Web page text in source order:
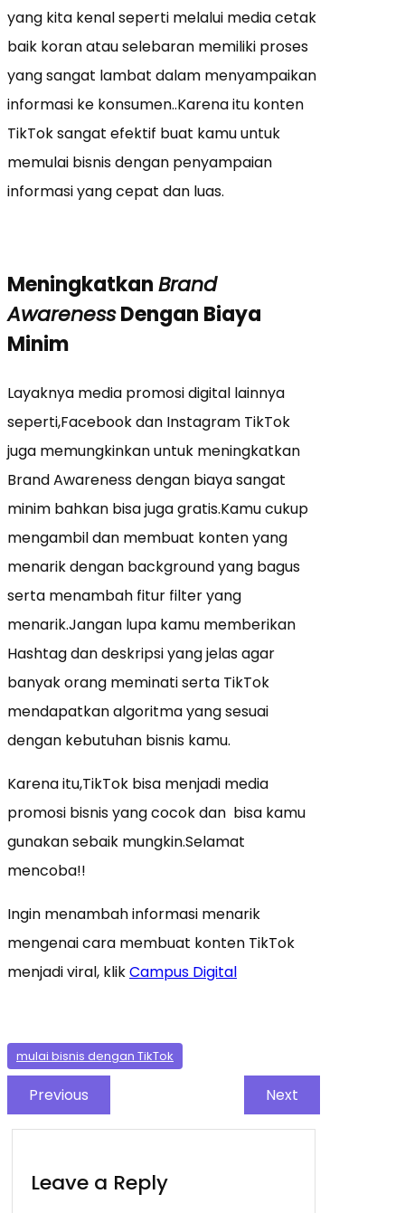
yang kita kenal seperti melalui media cetak
baik koran atau selebaran memiliki proses
yang sangat lambat dalam menyampaikan
informasi ke konsumen..Karena itu konten
TikTok sangat efektif buat kamu untuk
memulai bisnis dengan penyampaian
informasi yang cepat dan luas.
MeningkatkanBrand
AwarenessDengan Biaya
Minim
Layaknya media promosi digital lainnya
seperti,Facebook dan Instagram TikTok
juga memungkinkan untuk meningkatkan
Brand Awareness dengan biaya sangat
minim bahkan bisa juga gratis.Kamu cukup
mengambil dan membuat konten yang
menarik dengan background yang bagus
serta menambah fitur filter yang
menarik.Jangan lupa kamu memberikan
Hashtag dan deskripsi yang jelas agar
banyak orang meminati serta TikTok
mendapatkan algoritma yang sesuai
dengan kebutuhan bisnis kamu.
Karena itu,TikTok bisa menjadi media
promosi bisnis yang cocok dan bisa kamu
gunakan sebaik mungkin.Selamat
mencoba!!
Ingin menambah informasi menarik
mengenai cara membuat konten TikTok
menjadi viral, klikCampus Digital
mulai bisnis dengan TikTok
Previous Next
Leave a Reply